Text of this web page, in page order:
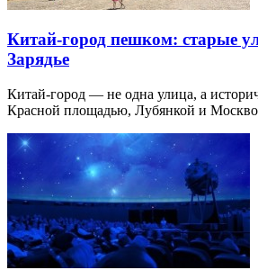
Китай-город пешком: старые
Зарядье
Китай-город — не одна улица, а
Красной площадью, Лубянкой и